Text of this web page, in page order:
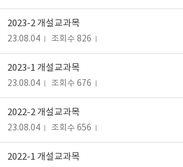
2023-2 개설교과목
23.08.04 조회수 826
2023-1 개설교과목
23.08.04 조회수 676
2022-2 개설교과목
23.08.04 조회수 656
2022-1 개설교과목